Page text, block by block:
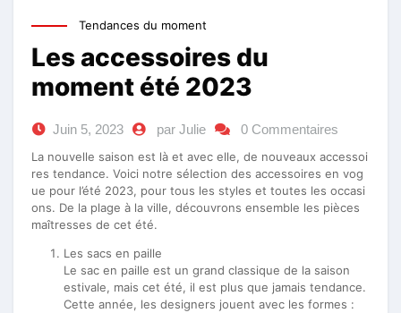
Tendances du moment
Les accessoires du
moment été 2023
Juin 5, 2023 par Julie 0 Commentaires
La nouvelle saison est là et avec elle, de nouveaux accessoi
res tendance. Voici notre sélection des accessoires en vog
ue pour l’été 2023, pour tous les styles et toutes les occasi
ons. De la plage à la ville, découvrons ensemble les pièces
maîtresses de cet été.
Les sacs en paille
Le sac en paille est un grand classique de la saison
estivale, mais cet été, il est plus que jamais tendance.
Cette année, les designers jouent avec les formes :